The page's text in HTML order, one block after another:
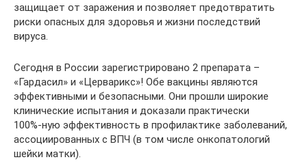
защищает от заражения и позволяет предотвратить
риски опасных для здоровья и жизни последствий
вируса.
Сегодня в России зарегистрировано 2 препарата –
«Гардасил» и «Церварикс»! Обе вакцины являются
эффективными и безопасными. Они прошли широкие
клинические испытания и доказали практически
100%‑ную эффективность в профилактике заболеваний,
ассоциированных с ВПЧ (в том числе онкопатологий
шейки матки).